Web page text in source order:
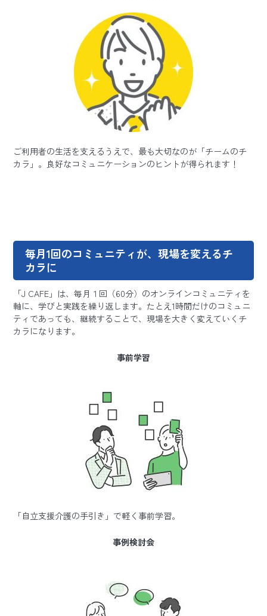
ご利用者の生活を支えるうえで、最も大切なのが「チームのチ
カラ」。良好なコミュニケーションのヒントが得られます！
毎月1回のコミュニティが、現場を変えるチ
カラに
「J CAFE」は、毎月１回（60分）のオンラインコミュニティを
軸に、学びと実践を繰り返します。たとえ1時間だけのコミュニ
ティであっても、継続することで、現場を大きく変えていくチ
カラになります。
事前学習
「自立支援介護の手引き」で軽く事前学習。
事例検討会